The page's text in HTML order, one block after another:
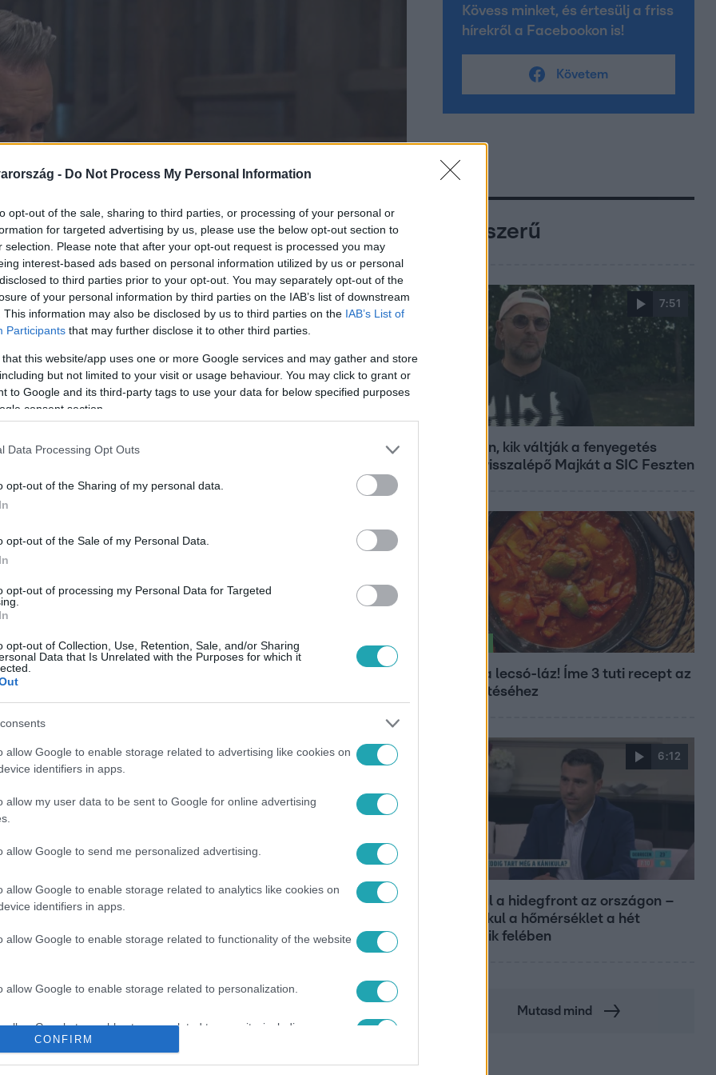
- Do Not Process My Personal Information
opt-out of the sale, sharing to third parties, or processing of your personal or
for targeted advertising by us, please use the below opt-out section to
selection. Please note that after your opt-out request is processed you may
interest-based ads based on personal information utilized by us or personal
to third parties prior to your opt-out. You may separately opt-out of the
of your personal information by third parties on the IAB’s list of downstream
This information may also be disclosed by us to third parties on the IAB’s List of
Participants that may further disclose it to other third parties.
that this website/app uses one or more Google services and may gather and store
but not limited to your visit or usage behaviour. You may click to grant or
to Google and its third-party tags to use your data for below specified purposes
consent section.
Data Processing Opt Outs
opt-out of the Sharing of my personal data.
opt-out of the Sale of my Personal Data.
opt-out of processing my Personal Data for Targeted
opt-out of Collection, Use, Retention, Sale, and/or Sharing
Data that Is Unrelated with the Purposes for which it
allow Google to enable storage related to advertising like cookies on
identifiers in apps.
allow my user data to be sent to Google for online advertising
allow Google to send me personalized advertising.
allow Google to enable storage related to analytics like cookies on
identifiers in apps.
allow Google to enable storage related to functionality of the website
allow Google to enable storage related to personalization.
allow Google to enable storage related to security, including
functionality and fraud prevention, and other user protection.
CONFIRM
Valószínűleg kinyitod a kuka
este kiderül 20:00-kor az RTL
legyen a Google-találatokban!
# ELŐZETESEK #GASZTRO-REALITY #ELŐZETES
Kövess minket, és értesülj a friss
hírekről a Facebookon is!
Követem
Népszerű
7:51
Megvan, kik váltják a fenyegetés
miatt visszalépő Majkát a SIC Feszten
Kitört a lecsó-láz! Íme 3 tuti recept az
elkészítéséhez
6:12
Átvonul a hidegfront az országon –
így alakul a hőmérséklet a hét
második felében
Mutasd mind